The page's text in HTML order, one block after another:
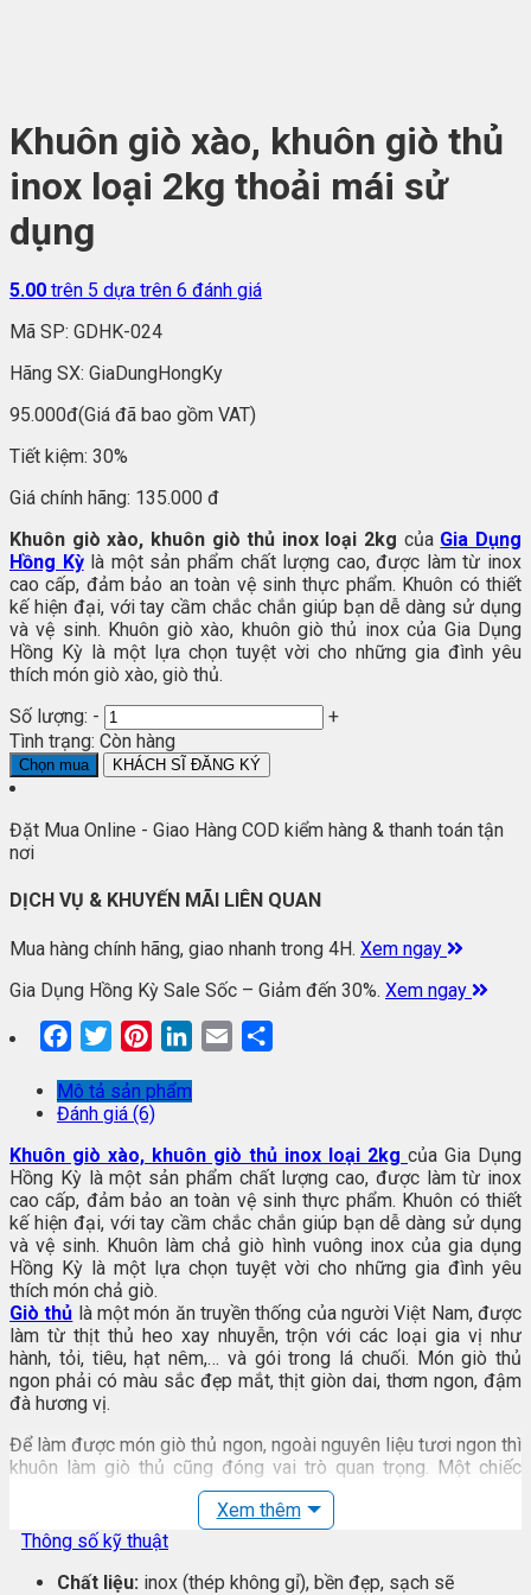
Khuôn giò xào, khuôn giò thủ
inox loại 2kg thoải mái sử
dụng
5.00 trên 5 dựa trên 6 đánh giá
Mã SP: GDHK-024
Hãng SX: GiaDungHongKy
95.000đ(Giá đã bao gồm VAT)
Tiết kiệm: 30%
Giá chính hãng: 135.000 đ
Khuôn giò xào, khuôn giò thủ inox loại 2kg của Gia Dụng
Hồng Kỳlà một sản phẩm chất lượng cao, được làm từ inox
cao cấp, đảm bảo an toàn vệ sinh thực phẩm. Khuôn có thiết
kế hiện đại, với tay cầm chắc chắn giúp bạn dễ dàng sử dụng
và vệ sinh. Khuôn giò xào, khuôn giò thủ inox của Gia Dụng
Hồng Kỳ là một lựa chọn tuyệt vời cho những gia đình yêu
thích món giò xào, giò thủ.
Số lượng: -
+
Tình trạng: Còn hàng
Chọn mua KHÁCH SĨ ĐĂNG KÝ
Đặt Mua Online - Giao Hàng COD kiểm hàng & thanh toán tận
nơi
DỊCH VỤ & KHUYẾN MÃI LIÊN QUAN
Mua hàng chính hãng, giao nhanh trong 4H. Xem ngay
Gia Dụng Hồng Kỳ Sale Sốc – Giảm đến 30%. Xem ngay
FacebookTwitterPinterestLinkedIn
Email
Mô tả sản phẩm
Đánh giá (6)
Khuôn giò xào, khuôn giò thủ inox loại 2kg của Gia Dụng
Hồng Kỳ là một sản phẩm chất lượng cao, được làm từ inox
cao cấp, đảm bảo an toàn vệ sinh thực phẩm. Khuôn có thiết
kế hiện đại, với tay cầm chắc chắn giúp bạn dễ dàng sử dụng
và vệ sinh. Khuôn làm chả giò hình vuông inox của gia dụng
Hồng Kỳ là một lựa chọn tuyệt vời cho những gia đình yêu
thích món chả giò.
Giò thủ là một món ăn truyền thống của người Việt Nam, được
làm từ thịt thủ heo xay nhuyễn, trộn với các loại gia vị như
hành, tỏi, tiêu, hạt nêm,… và gói trong lá chuối. Món giò thủ
ngon phải có màu sắc đẹp mắt, thịt giòn dai, thơm ngon, đậm
đà hương vị.
Để làm được món giò thủ ngon, ngoài nguyên liệu tươi ngon thì
khuôn làm giò thủ cũng đóng vai trò quan trọng. Một chiếc
tốt sẽ giúp giò được gói chặt, không bị
bục vỡ, đồng thời giúp giò giữ được hình dáng đẹp mắt.
Gia Dụng Hồng Kỳlà một thương hiệu uy tín chuyên cung cấp
các sản phẩm đồ gia dụng, trong đó có khuôn làm giò thủ. Với
Xem thêm
Thông số kỹ thuật
Chất liệu: inox (thép không gỉ), bền đẹp, sạch sẽ